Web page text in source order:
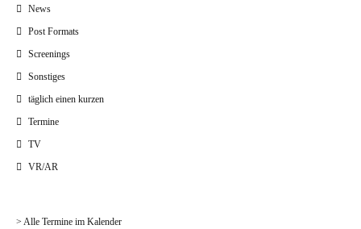
News
Post Formats
Screenings
Sonstiges
täglich einen kurzen
Termine
TV
VR/AR
> Alle Termine im Kalender